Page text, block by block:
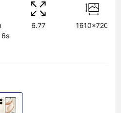
6s
6.77 1610x720